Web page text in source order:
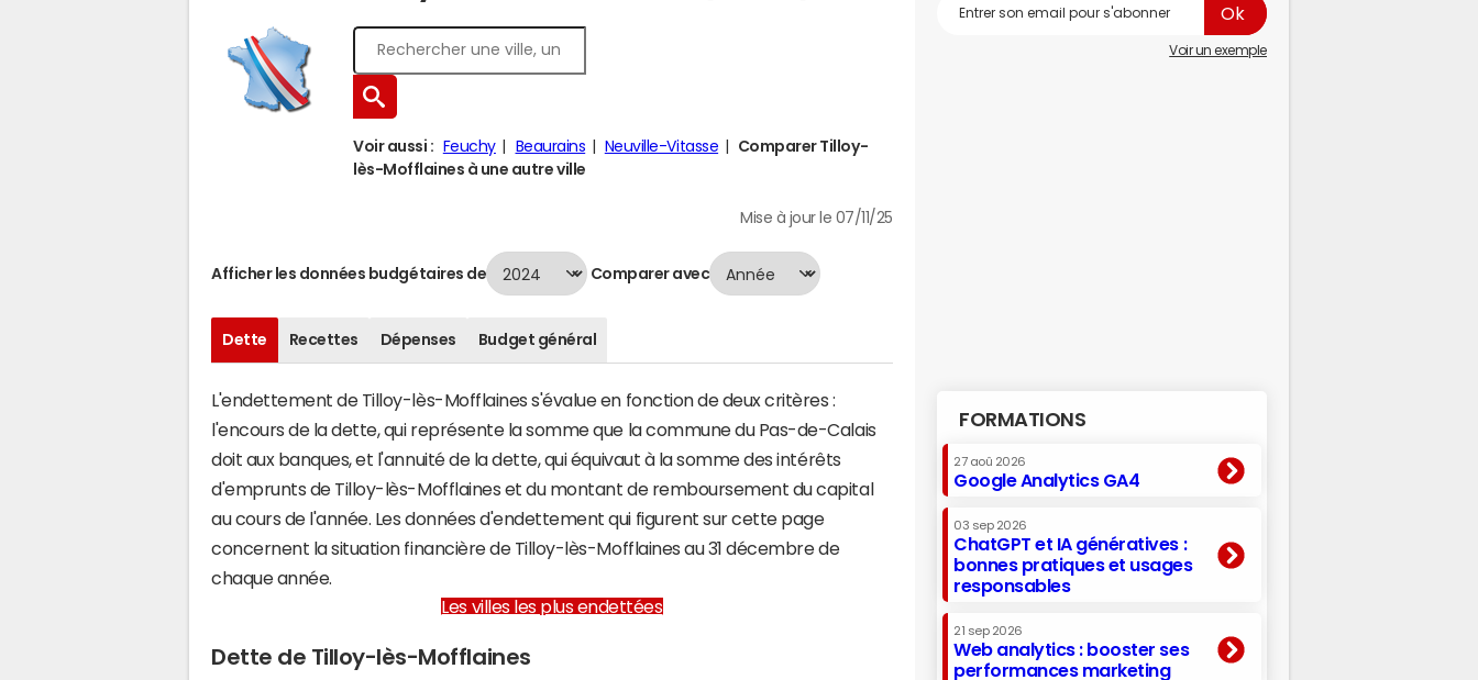
Voir aussi : Feuchy Beaurains Neuville-Vitasse
Comparer Tilloy-
lès-Mofflaines à une autre ville
Mise à jour le 07/11/25
Afficher les données budgétaires de Comparer avec
Dette Recettes Dépenses Budget général
L'endettement de Tilloy-lès-Mofflaines s'évalue en fonction de deux critères :
l'encours de la dette, qui représente la somme que la commune du Pas-de-Calais
doit aux banques, et l'annuité de la dette, qui équivaut à la somme des intérêts
d'emprunts de Tilloy-lès-Mofflaines et du montant de remboursement du capital
au cours de l'année. Les données d'endettement qui figurent sur cette page
concernent la situation financière de Tilloy-lès-Mofflaines au 31 décembre de
chaque année.
Les villes les plus endettées
Dette de Tilloy-lès-Mofflaines
Voir un exemple
FORMATIONS
27 aoû 2026
Google Analytics GA4
03 sep 2026
ChatGPT et IA génératives :
bonnes pratiques et usages
responsables
21 sep 2026
Web analytics : booster ses
performances marketing